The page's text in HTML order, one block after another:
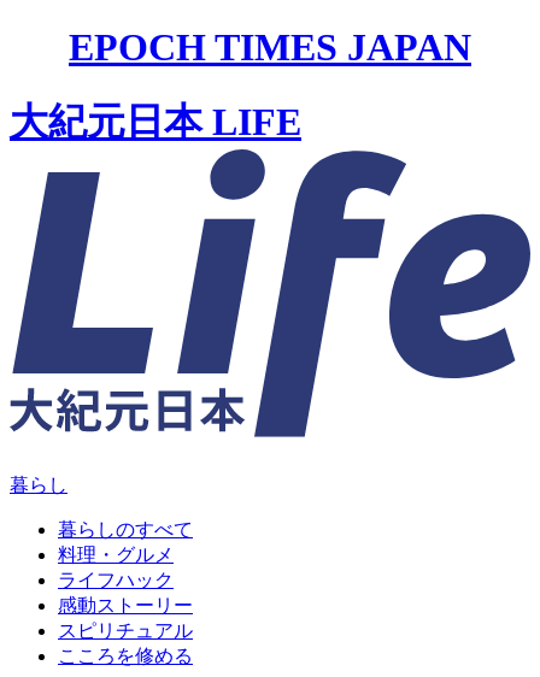
EPOCH TIMES JAPAN
大紀元日本 LIFE
暮らし
暮らしのすべて
料理・グルメ
ライフハック
感動ストーリー
スピリチュアル
こころを修める